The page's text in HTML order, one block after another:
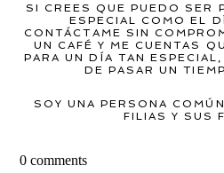
SI CREES QUE PUEDO SER
ESPECIAL COMO EL
CONTÁCTAME SIN
UN CAFÉ Y ME CUENTAS
PARA UN DÍA TAN
DE PASAR UN
SOY UNA PERSONA
FILIAS Y SUS
0 comments